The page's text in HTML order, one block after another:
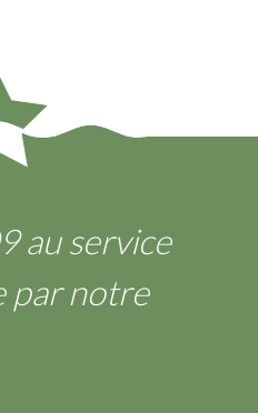
au service
par notre